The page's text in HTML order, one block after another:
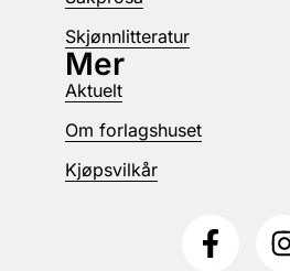
Skjønnlitteratur
Mer
Aktuelt
Om forlagshuset
Kjøpsvilkår